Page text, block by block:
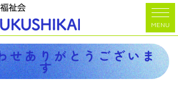
MENU
お問い合わせありがとうございます
せありがとうございま
す